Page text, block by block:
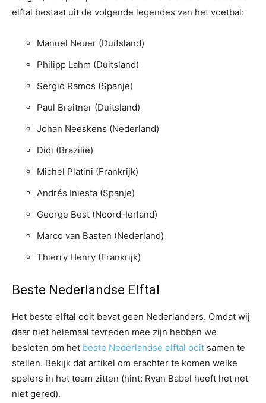
elftal bestaat uit de volgende legendes van het voetbal:
Manuel Neuer (Duitsland)
Philipp Lahm (Duitsland)
Sergio Ramos (Spanje)
Paul Breitner (Duitsland)
Johan Neeskens (Nederland)
Didi (Brazilië)
Michel Platini (Frankrijk)
Andrés Iniesta (Spanje)
George Best (Noord-Ierland)
Marco van Basten (Nederland)
Thierry Henry (Frankrijk)
Beste Nederlandse Elftal
Het beste elftal ooit bevat geen Nederlanders. Omdat wij
daar niet helemaal tevreden mee zijn hebben we
besloten om het beste Nederlandse elftal ooit samen te
stellen. Bekijk dat artikel om erachter te komen welke
spelers in het team zitten (hint: Ryan Babel heeft het net
niet gered).